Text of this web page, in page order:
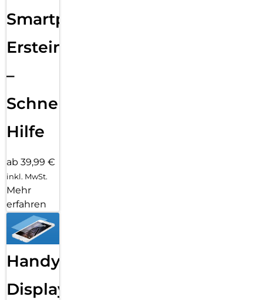
Smartphone
Ersteinrichtung
–
Schnelle
Hilfe
ab 39,99 €
inkl. MwSt.
Mehr
erfahren
Handy
Displayfolie